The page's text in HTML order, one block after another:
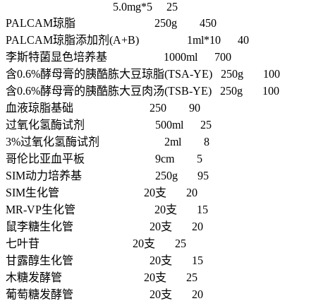
5.0mg*5 25
PALCAM琼脂 250g 450
PALCAM琼脂添加剂(A+B) 1ml*10 40
李斯特菌显色培养基 1000ml 700
含0.6%酵母膏的胰酷胨大豆琼脂(TSA-YE) 250g 100
含0.6%酵母膏的胰酷胨大豆肉汤(TSB-YE) 250g 100
血液琼脂基础 250 90
过氧化氢酶试剂 500ml 25
3%过氧化氢酶试剂 2ml 8
哥伦比亚血平板 9cm 5
SIM动力培养基 250g 95
SIM生化管 20支 20
MR-VP生化管 20支 15
鼠李糖生化管 20支 20
七叶苷 20支 25
甘露醇生化管 20支 15
木糖发酵管 20支 25
葡萄糖发酵管 20支 20